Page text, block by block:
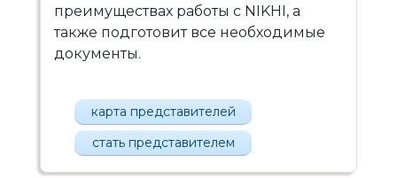
преимуществах работы с NIKHI, а
также подготовит все необходимые
документы.
карта представителей
стать представителем